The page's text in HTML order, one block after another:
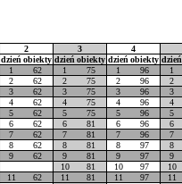
2 3 4
dzień obiekty dzień obiekty dzień obiekty dzień
1
62 1 75 1 96 1
2 62 2 75 2 96 2
3 62 3 75 3 96 3
4 62 4 75 4 96 4
5 62 5 75 5 96 5
6 62 6 81 6 96 6
7 62 7 81 7 96 7
8 62 8 81 8 97 8
9 62 9 81 9 97 9
10 81 10 97 10
11 62 11 81 11 97 11